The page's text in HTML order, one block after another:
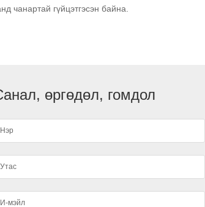
чанартай гүйцэтгэсэн байна.
өргөдөл, гомдол